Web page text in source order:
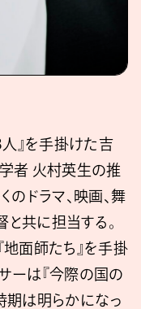
人』を手掛けた吉
者 火村英生の推
のドラマ、映画、舞
共に担当する。
地面師たち』を手掛
ーは『今際の国の
期は明らかになっ